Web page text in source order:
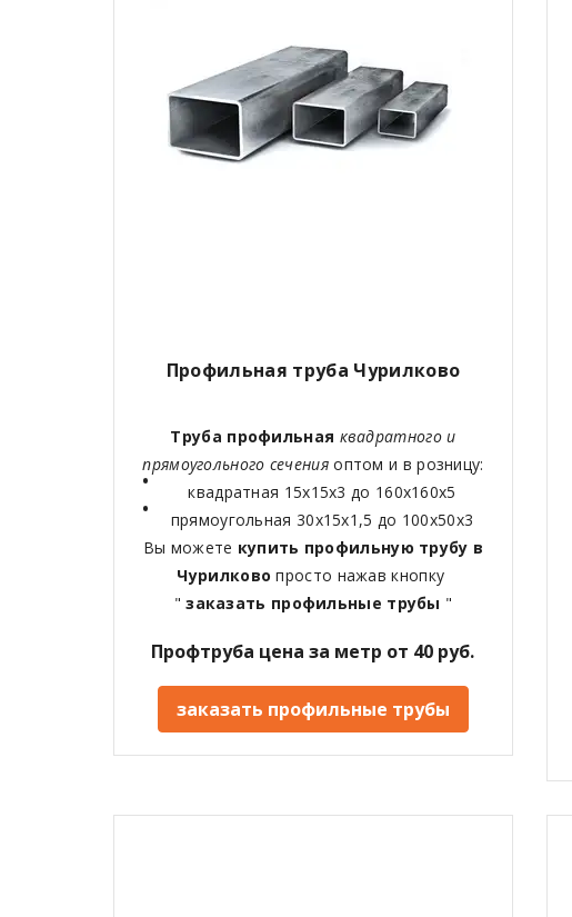
Профильная труба Чурилково
Труба профильная квадратного и
прямоугольного сеченияоптом и в розницу:
квадратная 15х15х3 до 160х160х5
прямоугольная 30х15х1,5 до 100х50х3
Вы можете купить профильную трубу в
Чурилковопросто нажав кнопку
"заказать профильные трубы "
Профтруба цена за метр от 40 руб.
заказать профильные трубы